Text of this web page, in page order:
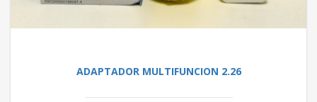
ADAPTADOR MULTIFUNCION 2.26